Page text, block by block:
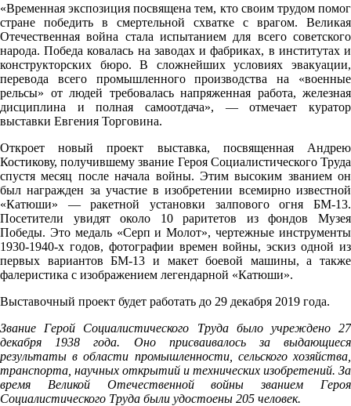
«Временная экспозиция посвящена тем, кто своим трудом помог
стране победить в смертельной схватке с врагом. Великая
Отечественная война стала испытанием для всего советского
народа. Победа ковалась на заводах и фабриках, в институтах и
конструкторских бюро. В сложнейших условиях эвакуации,
перевода всего промышленного производства на «военные
рельсы» от людей требовалась напряженная работа, железная
дисциплина и полная самоотдача», — отмечает куратор
выставки Евгения Торговина.
Откроет новый проект выставка, посвященная Андрею
Костикову, получившему звание Героя Социалистического Труда
спустя месяц после начала войны. Этим высоким званием он
был награжден за участие в изобретении всемирно известной
«Катюши» — ракетной установки залпового огня БМ-13.
Посетители увидят около 10 раритетов из фондов Музея
Победы. Это медаль «Серп и Молот», чертежные инструменты
1930-1940-х годов, фотографии времен войны, эскиз одной из
первых вариантов БМ-13 и макет боевой машины, а также
фалеристика с изображением легендарной «Катюши».
Выставочный проект будет работать до 29 декабря 2019 года.
Звание Герой Социалистического Труда было учреждено 27
декабря 1938 года. Оно присваивалось за выдающиеся
результаты в области промышленности, сельского хозяйства,
транспорта, научных открытий и технических изобретений. За
время Великой Отечественной войны званием Героя
Социалистического Труда были удостоены 205 человек.